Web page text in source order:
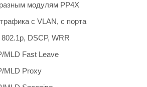
модулям PP4X
с VLAN, с порта
DSCP, WRR
MLD Fast Leave
MLD Proxy